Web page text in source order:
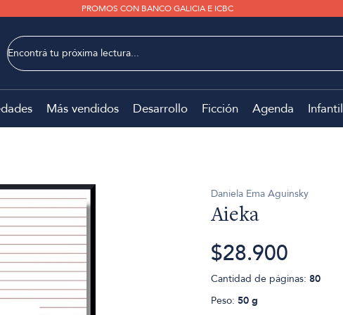
PROMOS CON BANCO GALICIA E ICBC
Más vendidos Desarrollo Ficción Agenda Infantil
Daniela Ema Aguinsky
Aieka
$28.900
Cantidad de páginas: 80
Peso: 50 g